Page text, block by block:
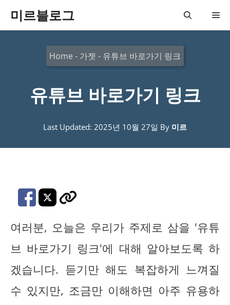
미르블로그 메
Home - 가젯 - 유튜브 바로가기 링크
유튜브 바로가기 링크
Last Updated: 2025년 10월 27일 By 미르
여러분, 오늘은 우리가 주제로 삼을 '유튜
브 바로가기 링크'에 대해 알아보도록 하
겠습니다. 듣기만 해도 복잡하게 느껴질
수 있지만, 조금만 이해하면 아주 유용하